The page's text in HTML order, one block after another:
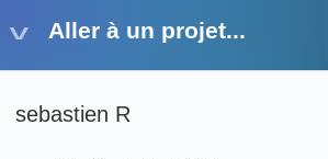
Aller à un projet...
sebastien R